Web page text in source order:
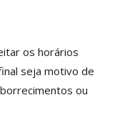
os horários
seja motivo de
ou